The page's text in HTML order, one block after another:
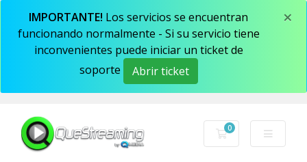
IMPORTANTE! Los servicios se encuentran
funcionando normalmente - Si su servicio tiene
inconvenientes puede iniciar un ticket de
soporte
Abrir ticket
×
0
Carro de Pedidos